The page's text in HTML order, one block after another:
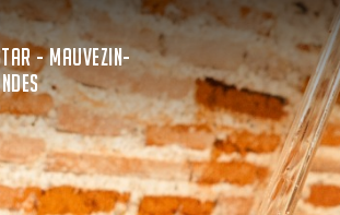
- MAUVEZIN-